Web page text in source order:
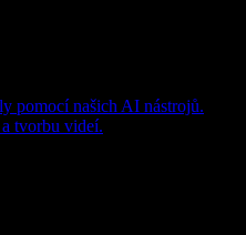
pomocí našich AI nástrojů.
tvorbu videí.